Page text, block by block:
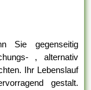
Sie gegenseitig
, alternativ
Ihr Lebenslauf
gestalt.